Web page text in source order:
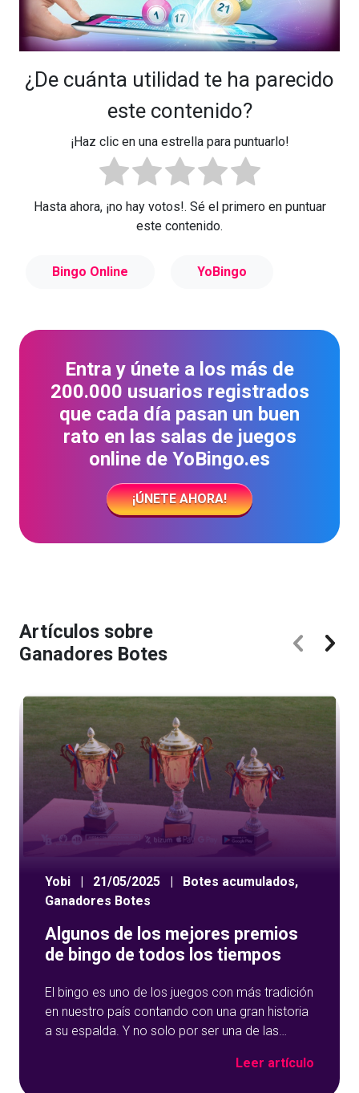
¿De cuánta utilidad te ha parecido
este contenido?
¡Haz clic en una estrella para puntuarlo!
Hasta ahora, ¡no hay votos!. Sé el primero en puntuar
este contenido.
Bingo Online YoBingo
Entra y únete a los más de
200.000 usuarios registrados
que cada día pasan un buen
rato en las salas de juegos
online de YoBingo.es
¡ÚNETE AHORA!
Artículos sobre
Ganadores Botes
Yobi 21/05/2025 Botes acumulados,
Ganadores Botes
Algunos de los mejores premios
de bingo de todos los tiempos
El bingo es uno de los juegos con más tradición
en nuestro país contando con una gran historia
a su espalda. Y no solo por ser una de las
de juegos de tómbola, YoBingo, sino porque es
Leer artículo